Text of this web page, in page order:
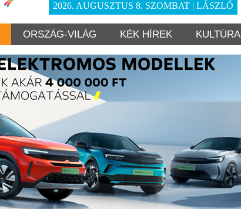
2026. AUGUSZTUS 8. SZOMBAT | LÁSZLÓ
ORSZÁG-VILÁG KÉK HÍREK KULTÚRA